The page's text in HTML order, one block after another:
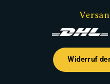
Widerruf